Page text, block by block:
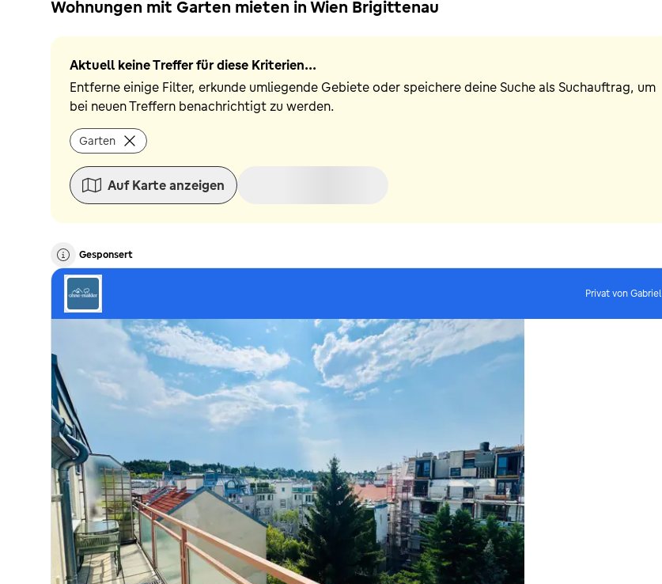
Wohnungen mit Garten mieten in Wien Brigittenau
Aktuell keine Treffer für diese Kriterien...
Entferne einige Filter, erkunde umliegende Gebiete oder speichere deine Suche als Suchauftrag, um
bei neuen Treffern benachrichtigt zu werden.
Garten
Auf Karte anzeigen
Gesponsert
Privat von Gabriel